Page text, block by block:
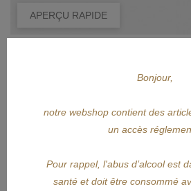
APERÇU RAPIDE
COMPTOIR CREOLE
32,00 €
Bonjour,
notre webshop contient des
un accès
Pour rappel, l'abus d’alcool est
santé et doit être consommé